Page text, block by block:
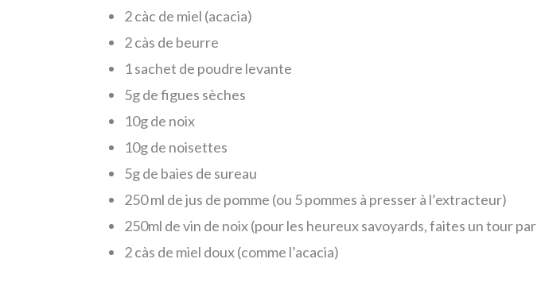
2 càc de miel (acacia)
2 càs de beurre
1 sachet de poudre levante
5g de figues sèches
10g de noix
10g de noisettes
5g de baies de sureau
250 ml de jus de pomme (ou 5 pommes à presser à l’extracteur)
250ml de vin de noix (pour les heureux savoyards, faites un tour par
2 càs de miel doux (comme l’acacia)